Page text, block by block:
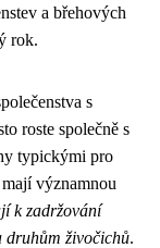
a břehových
rok.
s
roste společně s
typickými pro
významnou
k zadržování
druhům živočichů.